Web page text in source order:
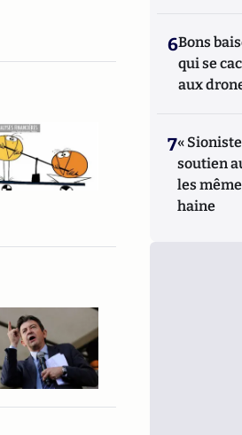
6Bons
qui se
aux
7«
soutien
les
haine